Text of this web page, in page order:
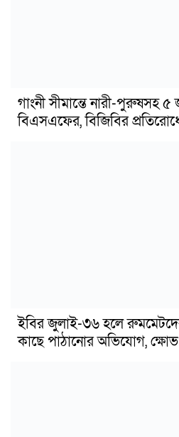
গাংনী সীমান্তে নারী-পুরুষসহ
বিএসএফের, বিজিবির
ইবির জুলাই-৩৬ হলে
কাছে পাঠানোর অভিযোগ, ক্ষোভ